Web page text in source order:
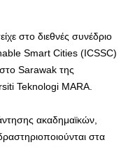
στο διεθνές συνέδριο
Smart Cities (ICSSC)
Sarawak της
Teknologi MARA.
ακαδημαϊκών,
στα